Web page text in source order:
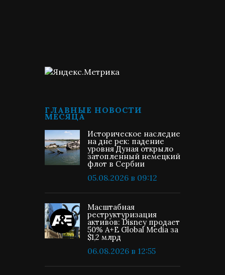
ГЛАВНЫЕ НОВОСТИ
МЕСЯЦА
Историческое наследие
на дне рек: падение
уровня Дуная открыло
затопленный немецкий
флот в Сербии
05.08.2026 в 09:12
Масштабная
реструктуризация
активов: Disney продает
50% A+E Global Media за
$1,2 млрд
06.08.2026 в 12:55